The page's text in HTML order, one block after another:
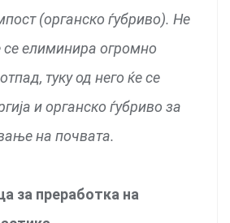
(органско ѓубриво). Не
елиминира огромно
туку од него ќе се
и органско ѓубриво за
на почвата.
за преработка на